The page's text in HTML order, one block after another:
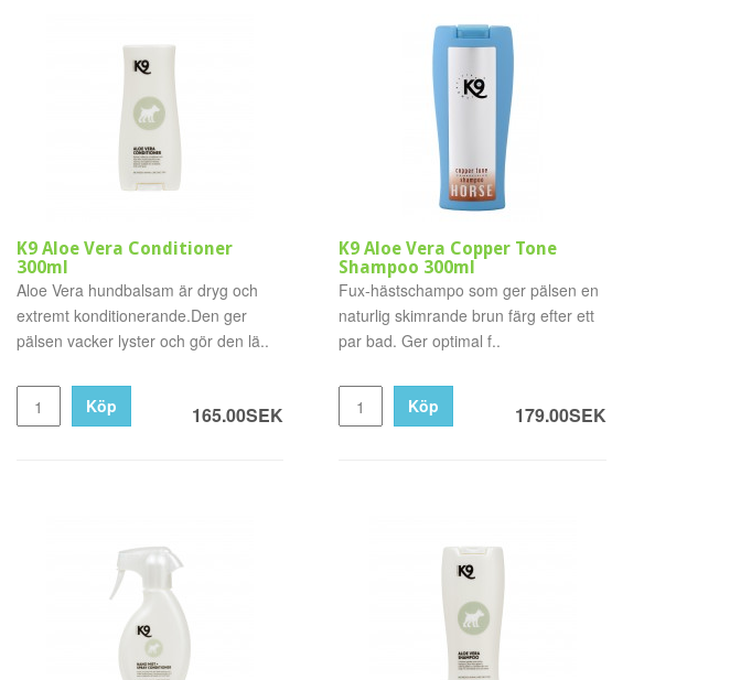
K9 Aloe Vera Conditioner
300ml
Aloe Vera hundbalsam är dryg och
extremt konditionerande.Den ger
pälsen vacker lyster och gör den lä..
165.00SEK
Köp
K9 Aloe Vera Copper Tone
Shampoo 300ml
Fux-hästschampo som ger pälsen en
naturlig skimrande brun färg efter ett
par bad. Ger optimal f..
179.00SEK
Köp